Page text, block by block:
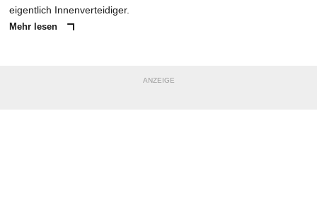
eigentlich Innenverteidiger.
Mehr lesen
ANZEIGE